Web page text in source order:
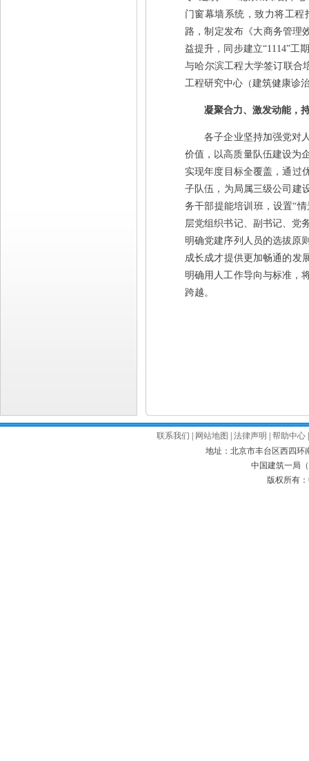
门窗幕墙系统，致力将工程
路，制定发布《大商务管理
益提升，同步建立“1114”工
与哈尔滨工程大学签订联合
工程研究中心（建筑健康诊
凝聚合力、激发动能，
各子企业坚持加强党对人
价值，以高质量队伍建设为
实现年度目标全覆盖，通过
子队伍，为局属三级公司建
务干部提能培训班，设置“
层党组织书记、副书记、党
明确党建序列人员的选拔原
成长成才提供更加畅通的发
明确用人工作导向与标准，
跨越。
联系我们 网站地图 法律声明 帮助中心
地址：北京市丰台区西四环
中国建筑一局
版权所有